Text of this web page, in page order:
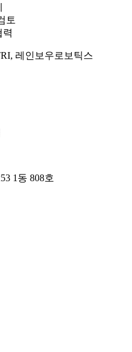
토
력
레인보우로보틱스
1동 808호